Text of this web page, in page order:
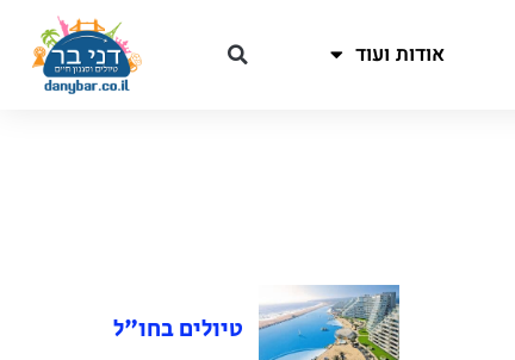
אודות ועוד
טיולים בחו"ל